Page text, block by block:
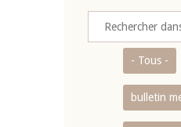
- Tous -
bulletin